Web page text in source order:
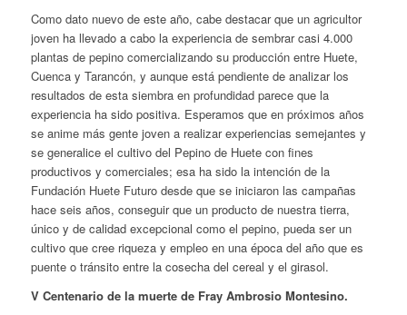
Como dato nuevo de este año, cabe destacar que un agricultor
joven ha llevado a cabo la experiencia de sembrar casi 4.000
plantas de pepino comercializando su producción entre Huete,
Cuenca y Tarancón, y aunque está pendiente de analizar los
resultados de esta siembra en profundidad parece que la
experiencia ha sido positiva. Esperamos que en próximos años
se anime más gente joven a realizar experiencias semejantes y
se generalice el cultivo del Pepino de Huete con fines
productivos y comerciales; esa ha sido la intención de la
Fundación Huete Futuro desde que se iniciaron las campañas
hace seis años, conseguir que un producto de nuestra tierra,
único y de calidad excepcional como el pepino, pueda ser un
cultivo que cree riqueza y empleo en una época del año que es
puente o tránsito entre la cosecha del cereal y el girasol.
V Centenario de la muerte de Fray Ambrosio Montesino.